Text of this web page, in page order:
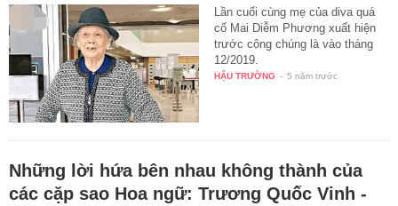
Lần cuối cùng mẹ của diva quá
cố Mai Diễm Phương xuất hiện
trước công chúng là vào tháng
12/2019.
HẬU TRƯỜNG - 5 năm trước
Những lời hứa bên nhau không thành của
các cặp sao Hoa ngữ: Trương Quốc Vinh -